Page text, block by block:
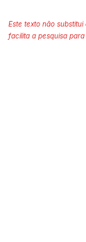
Este texto não
facilita a pesquisa